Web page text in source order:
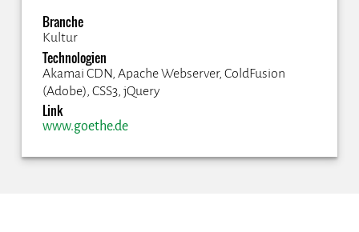
Branche
Kultur
Technologien
Akamai CDN, Apache Webserver, ColdFusion
(Adobe), CSS3, jQuery
Link
www.goethe.de